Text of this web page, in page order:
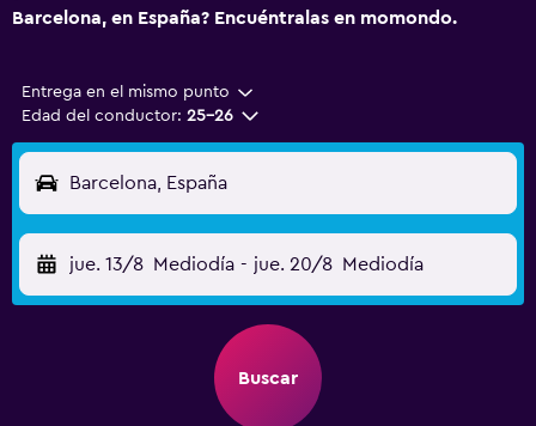
Barcelona, en España? Encuéntralas en momondo.
Entrega en el mismo punto
Edad del conductor: 25-26
Barcelona, España
jue. 13/8 Mediodía - jue. 20/8 Mediodía
Buscar